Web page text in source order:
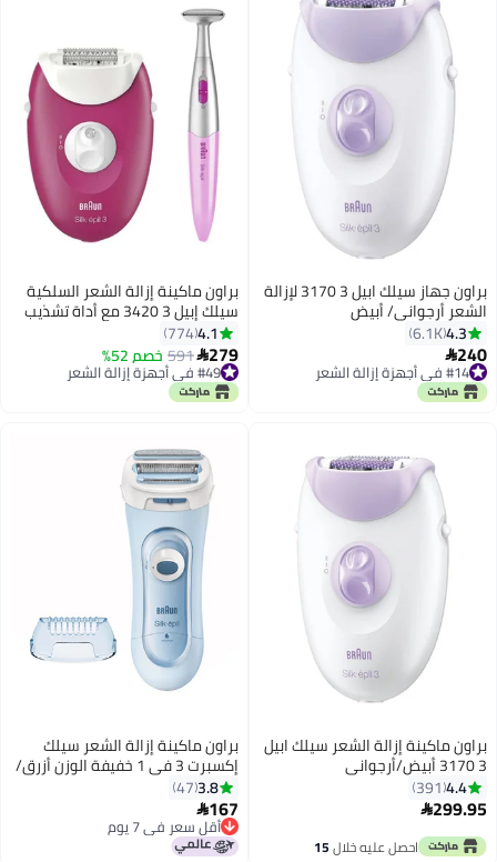
براون جهاز سيلك ابيل 3 3170 لإزالة
الشعر أرجواني/ أبيض
4.3
6.1K
240#14 في أجهزة إزالة الشعر
أقل سعر في 7 يوم
بتخلّص بسرعة
براون ماكينة إزالة الشعر السلكية
سيلك إبيل 3 3420 مع أداة تشذيب
وردي/أبيض
4.1
774
279
591 خصم 52% #49 في أجهزة إزالة الشعر
باقي 1 وحدات في المخزون
#49 في أجهزة إزالة الشعر
براون ماكينة إزالة الشعر سيلك ابيل
3 3170 أبيض/أرجواني
4.4
391
299.95
احصل عليه خلال15
براون ماكينة إزالة الشعر سيلك
إكسبرت 3 في 1 خفيفة الوزن أزرق/
أبيض3.8
47
167
أقل سعر في 7 يوم
أقل سعر في 7 يوم